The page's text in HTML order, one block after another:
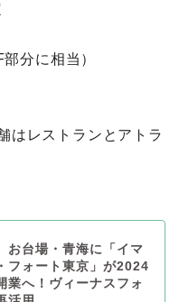
分に相当）
はレストランとアトラ
お台場・青海に「イマ
フォート東京」が2024
業へ！ヴィーナスフォ